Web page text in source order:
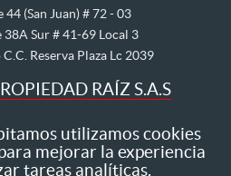
44 (San Juan) # 72 - 03
38A Sur # 41-69 Local 3
Reserva Plaza Lc 2039
RAÍZ S.A.S
venta, hipoteca, avalúo y
de inmuebles
utilizamos cookies
mejorar la experiencia
tareas analíticas.